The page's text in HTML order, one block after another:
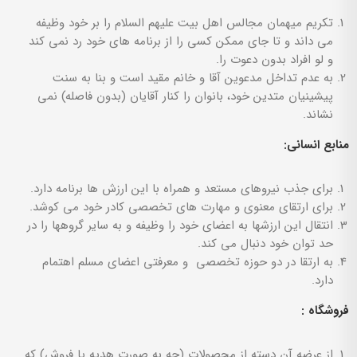
تکریم میهمان مجالس اهل بیت علیهم السلام را بر خود وظیفه
می داند و تا جای ممکن کسی را از برنامه های خود رد نمی کند
و لو افراد بدون دعوت را.
به عدم تداخل مدعوین آقا و خانم مقید است و بنا به سنت
پیشینیان متدین خود، بانوان را کنار آقایان (بدون فاصله) نمی
نشاند.
منابع انسانی:
برای جذب نیروهای مستعد و همراه با این ارزش ها برنامه دارد.
برای ارتقای معنوی و مهارت های تخصصی کادر خود می کوشد.
انتقال این ارزشها به اعضای خود را وظیفه و به سایر گروهها را در
حد توان خود دنبال می کند.
به ارتقا در دو حوزه تخصصی و معرفتی اعضای مسلم اهتمام
دارد.
فروشگاه :